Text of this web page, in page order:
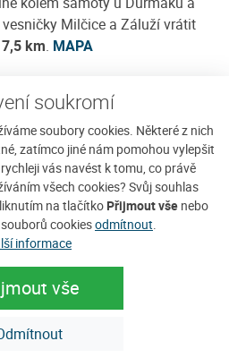
soukromí
soubory cookies. Některé z nich
zatímco jiné nám pomohou vylepšit
vás navést k tomu, co právě
všech cookies? Svůj souhlas
na tlačítko Přijmout vše nebo
cookiesodmítnout.
informace
vše
Milčice a Záluží vrátit
km. MAPA
hezkou přírodou, v
výhledy a bez davů :-)